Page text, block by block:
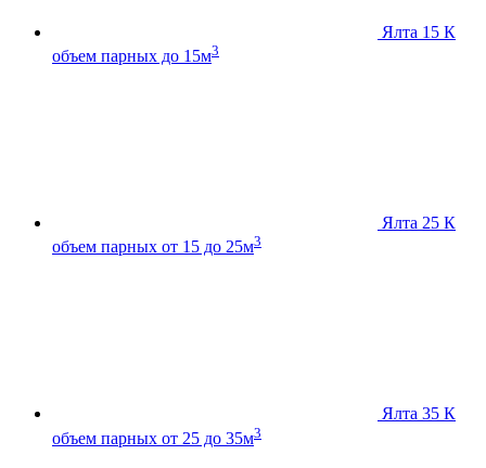
Ялта 15 К
объем парных до 15м3
Ялта 25 К
объем парных от 15 до 25м3
Ялта 35 К
объем парных от 25 до 35м3